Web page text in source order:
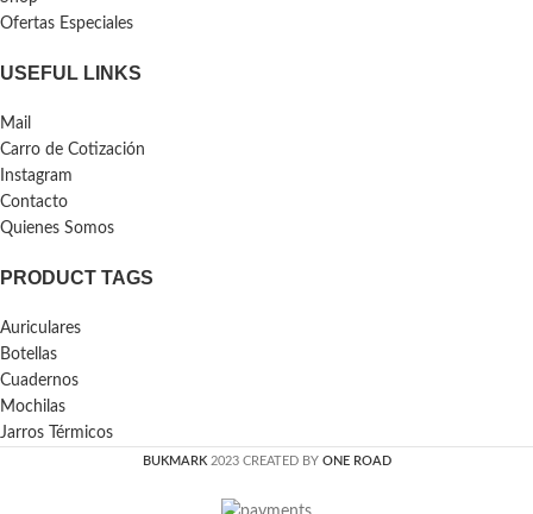
Ofertas Especiales
USEFUL LINKS
Mail
Carro de Cotización
Instagram
Contacto
Quienes Somos
PRODUCT TAGS
Auriculares
Botellas
Cuadernos
Mochilas
Jarros Térmicos
BUKMARK 2023 CREATED BY ONE ROAD